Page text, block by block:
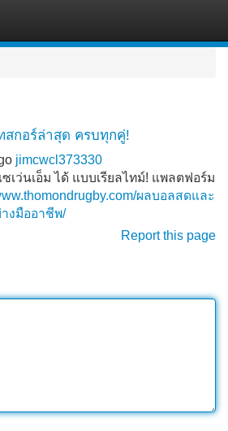
สกอร์ล่าสุด ครบทุกคู่!
jimcwcl373330
เว่นเอ็ม ได้ แบบเรียลไทม์! แพลตฟอร์ม
ผลบอลสดและ
างมืออาชีพ/
Report this page